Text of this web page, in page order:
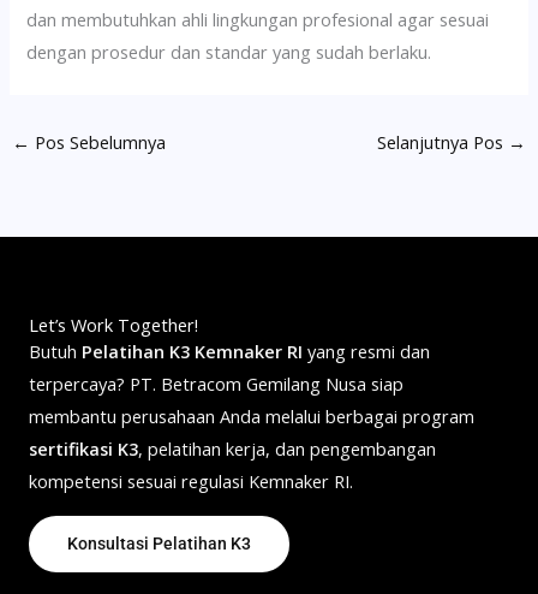
dan membutuhkan ahli lingkungan profesional agar sesuai
dengan prosedur dan standar yang sudah berlaku.
← Pos Sebelumnya Selanjutnya Pos →
Let’s Work Together!
Butuh Pelatihan K3 Kemnaker RI yang resmi dan
terpercaya? PT. Betracom Gemilang Nusa siap
membantu perusahaan Anda melalui berbagai program
sertifikasi K3, pelatihan kerja, dan pengembangan
kompetensi sesuai regulasi Kemnaker RI.
Konsultasi Pelatihan K3